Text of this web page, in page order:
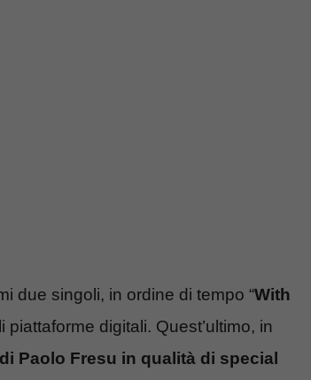
due singoli, in ordine di tempo “With
piattaforme digitali. Quest’ultimo, in
Paolo Fresu in qualità di special